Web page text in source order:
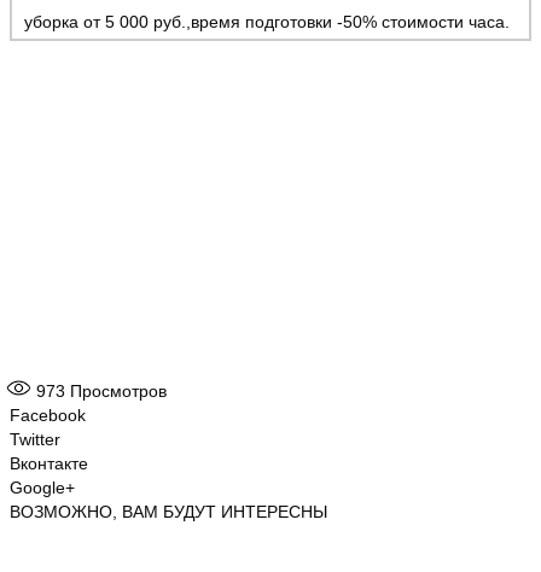
уборка от 5 000 руб.,время подготовки -50% стоимости часа.
973 Просмотров
Facebook
Twitter
Вконтакте
Google+
ВОЗМОЖНО, ВАМ БУДУТ ИНТЕРЕСНЫ